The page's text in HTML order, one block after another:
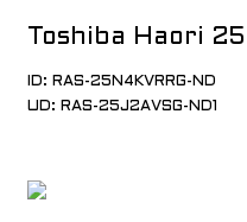
Toshiba Haori 25
ID: RAS-25N4KVRRG-ND
UD: RAS-25J2AVSG-ND1